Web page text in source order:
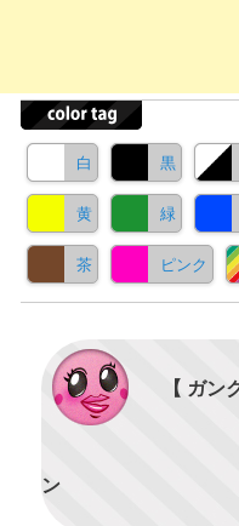
白 黒
黄 緑
茶 ピンク
【 ガ
ン